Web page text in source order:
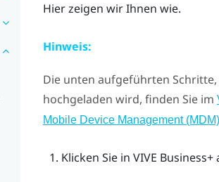
Hier zeigen wir Ihnen wie.
Hinweis:
Die unten aufgeführten
hochgeladen wird, finden Sie im
Mobile Device Management
Klicken Sie in VIVE Business+